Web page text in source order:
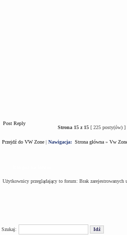
Post Reply
Strona 15 z 15 [ 225 posty(ów) ]
Przejdź do VW Zone | Nawigacja: Strona główna » Vw
Użytkownicy przeglądający to forum: Brak zarejestrowanych
Szukaj: